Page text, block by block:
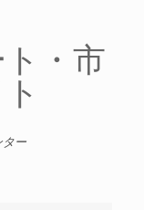
・市
ー